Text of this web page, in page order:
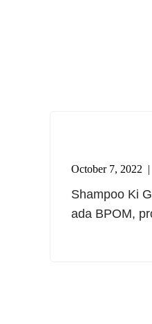
October 7, 2022 |
Shampoo Ki
ada BPOM,